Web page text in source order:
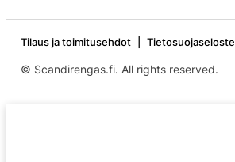
Tilaus ja toimitusehdot Tietosuojaseloste
© Scandirengas.fi. All rights reserved.